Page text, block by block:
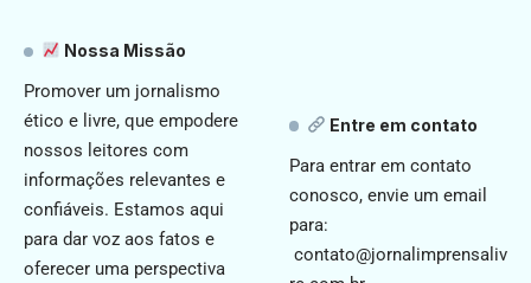
Nossa Missão
Promover um jornalismo
ético e livre, que empodere
nossos leitores com
informações relevantes e
confiáveis. Estamos aqui
para dar voz aos fatos e
oferecer uma perspectiva
Entre em contato
Para entrar em contato
conosco, envie um email
para:
contato@jornalimprensaliv